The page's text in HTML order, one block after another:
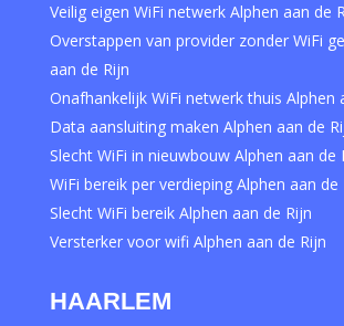
Veilig eigen WiFi netwerk Alphen aan de
Overstappen van provider zonder WiFi
aan de Rijn
Onafhankelijk WiFi netwerk thuis Alphen
Data aansluiting maken Alphen aan de
Slecht WiFi in nieuwbouw Alphen aan de
WiFi bereik per verdieping Alphen aan de
Slecht WiFi bereik Alphen aan de Rijn
Versterker voor wifi Alphen aan de Rijn
HAARLEM